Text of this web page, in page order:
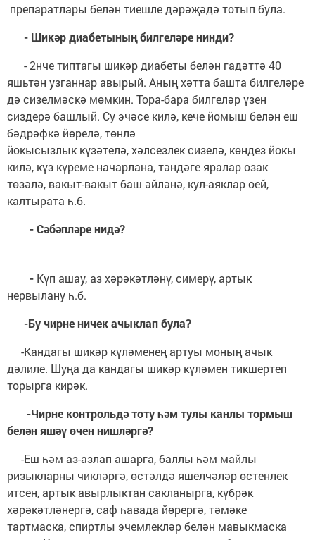
препаратлары белән тиешле дәрәҗәдә тотып була.
- Шикәр диабетының билгеләре нинди?
- 2нче типтагы шикәр диабеты белән гадәттә 40
яшьтән узганнар авырый. Аның хәтта башта билгеләре
дә сизелмәскә мөмкин. Тора-бара билгеләр үзен
сиздерә башлый. Су эчәсе килә, кече йомыш белән еш
бәдрәфкә йөрелә, төнлә
йокысызлык күзәтелә, хәлсезлек сизелә, көндез йокы
килә, күз күреме начарлана, тәндәге яралар озак
төзәлә, вакыт-вакыт баш әйләнә, кул-аяклар оей,
калтырата һ.б.
- Сәбәпләре нидә?
- Күп ашау, аз хәрәкәтләнү, симерү, артык
нервылану һ.б.
-Бу чирне ничек ачыклап була?
-Кандагы шикәр күләменең артуы моның ачык
дәлиле. Шуңа да кандагы шикәр күләмен тикшертеп
торырга кирәк.
-Чирне контрольдә тоту һәм тулы канлы тормыш
белән яшәү өчен нишләргә?
-Еш һәм аз-азлап ашарга, баллы һәм майлы
ризыкларны чикләргә, өстәлдә яшелчәләр өстенлек
итсен, артык авырлыктан сакланырга, күбрәк
хәрәкәтләнергә, саф һавада йөрергә, тәмәке
тартмаска, спиртлы эчемлекләр белән мавыкмаска